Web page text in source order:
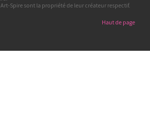
Spire sont la propriété de leur créateur respectif.
Haut de page